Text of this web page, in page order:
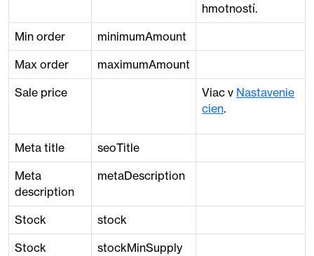
hmotností.
Min order
minimumAmount
Max order
maximumAmount
Sale price
Viac v Nastavenie
cien.
Meta title
seoTitle
Meta
description
metaDescription
Stock
stock
Stock
stockMinSupply